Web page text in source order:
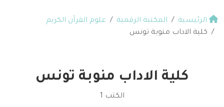
الرئيسية المكتبة الرقمية
علوم القرآن الكريم
كلية الاداب منوبة تونس
كلية الاداب منوبة تونس
الكتب 1